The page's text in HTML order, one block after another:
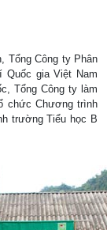
Tổng Công ty Phân
Quốc gia Việt Nam
Tổng Công ty làm
chức Chương trình
trường Tiểu học B